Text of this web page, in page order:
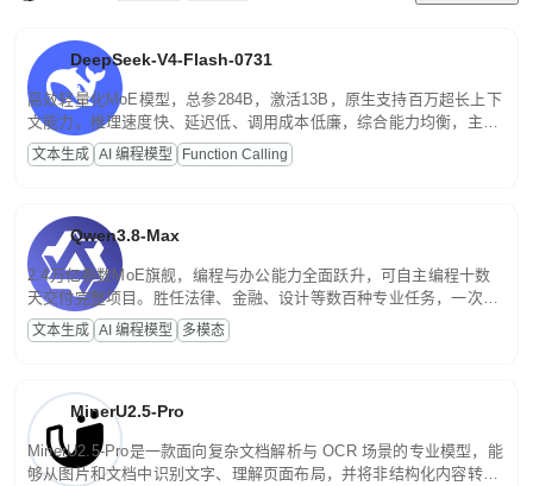
DeepSeek-V4-Flash-0731
高效轻量化MoE模型，总参284B，激活13B，原生支持百万超长上下
文能力。推理速度快、延迟低、调用成本低廉，综合能力均衡，主打
高并发、轻量化任务，适合日常对话、内容创作、基础 RAG、批量
文案处理等普惠刚需场景。
文本生成 AI 编程模型 Function Calling
Qwen3.8-Max
2.4万亿参数MoE旗舰，编程与办公能力全面跃升，可自主编程十数
天交付完整项目。胜任法律、金融、设计等数百种专业任务，一次对
话端到端交付生产级成果。原生视觉理解贯穿规划、执行与验证全流
程，支持超长文档与长视频的深度语义解析。长程任务中自主规划与
文本生成 AI 编程模型 多模态
MinerU2.5-Pro
MinerU2.5-Pro是一款面向复杂文档解析与 OCR 场景的专业模型，能
够从图片和文档中识别文字、理解页面布局，并将非结构化内容转换